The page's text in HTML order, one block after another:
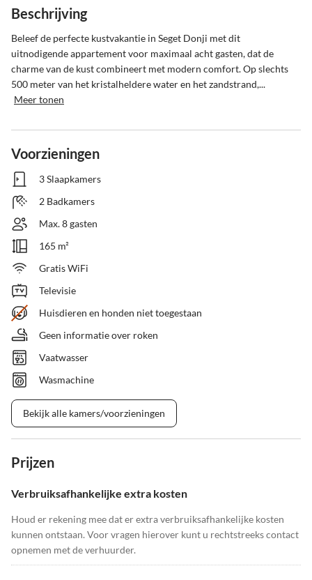
Beschrijving
Beleef de perfecte kustvakantie in Seget Donji met dit
uitnodigende appartement voor maximaal acht gasten, dat de
charme van de kust combineert met modern comfort. Op slechts
500 meter van het kristalheldere water en het zandstrand,...
Meer tonen
Voorzieningen
3 Slaapkamers
2 Badkamers
Max. 8 gasten
165 m²
Gratis WiFi
Televisie
Huisdieren en honden niet toegestaan
Geen informatie over roken
Vaatwasser
Wasmachine
Bekijk alle kamers/voorzieningen
Prijzen
Verbruiksafhankelijke extra kosten
Houd er rekening mee dat er extra verbruiksafhankelijke kosten
kunnen ontstaan. Voor vragen hierover kunt u rechtstreeks contact
opnemen met de verhuurder.